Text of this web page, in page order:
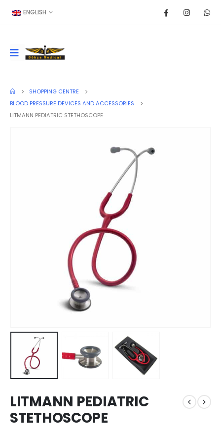
ENGLISH
SHOPPING CENTRE
BLOOD PRESSURE DEVICES AND ACCESSORIES
LITMANN PEDIATRIC STETHOSCOPE
LITMANN PEDIATRIC
STETHOSCOPE